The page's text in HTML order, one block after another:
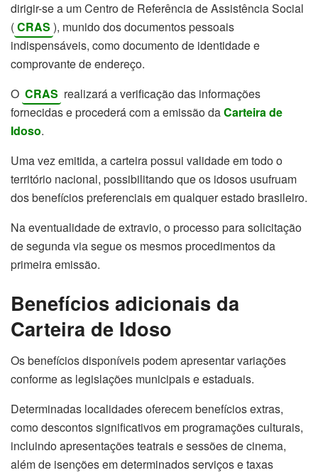
dirigir-se a um Centro de Referência de Assistência Social
(CRAS ), munido dos documentos pessoais
indispensáveis, como documento de identidade e
comprovante de endereço.
O CRAS realizará a verificação das informações
fornecidas e procederá com a emissão daCarteira de
Idoso.
Uma vez emitida, a carteira possui validade em todo o
território nacional, possibilitando que os idosos usufruam
dos benefícios preferenciais em qualquer estado brasileiro.
Na eventualidade de extravio, o processo para solicitação
de segunda via segue os mesmos procedimentos da
primeira emissão.
Benefícios adicionais da
Carteira de Idoso
Os benefícios disponíveis podem apresentar variações
conforme as legislações municipais e estaduais.
Determinadas localidades oferecem benefícios extras,
como descontos significativos em programações culturais,
incluindo apresentações teatrais e sessões de cinema,
além de isenções em determinados serviços e taxas